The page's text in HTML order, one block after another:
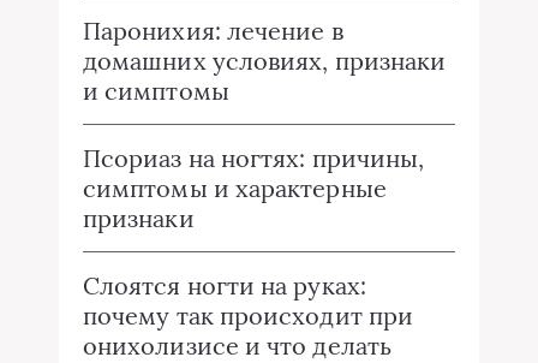
Паронихия: лечение в
домашних условиях, признаки
и симптомы
Псориаз на ногтях: причины,
симптомы и характерные
признаки
Слоятся ногти на руках:
почему так происходит при
онихолизисе и что делать